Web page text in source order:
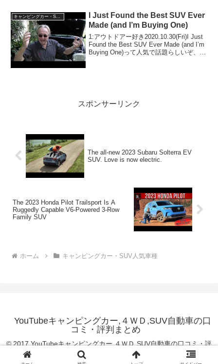
トドアー好き2025.04...
I Just Found the Best SUV Ever
Made (and I’m Buying One)
1:アウトドアー好き2020.10.30(Fri)I Just
Found the Best SUV Ever Made (and I’m
Buying One)って人気で話題らしいぞ、見
スポンサーリンク
The all-new 2023 Subaru Solterra EV
SUV. Love is now electric.
The 2023 Honda Pilot Trailsport Is A
Ruggedly Capable V6-Powered 3-Row
Family SUV
ホーム キャンピングカー・SUV人気車種
YouTubeキャンピングカー,４ＷＤ,SUV自動車の口
コミ・評判まとめ
© 2017 YouTubeキャンピングカー,４ＷＤ,SUV自動車の口コミ・評